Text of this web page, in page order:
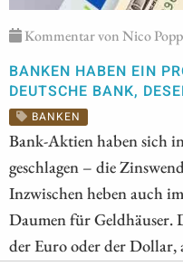
Kommentar von Nico
BANKEN HABEN EIN
DEUTSCHE BANK,
BANKEN
Bank-Aktien haben sich
geschlagen – die
Inzwischen heben auch
Daumen für Geldhäuser.
der Euro oder der Dollar,